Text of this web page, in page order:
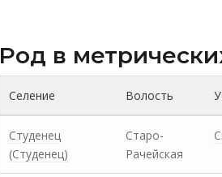
Род в
Селение Волость
Студенец
(Студенец)
Старо-
Рачейская